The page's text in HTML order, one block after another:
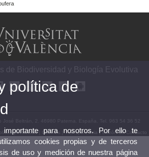
de Biodiversidad y Biología Evolutiva
José Beltrán, 2. 46980 Paterna. España. Tel. 963 54 36 52
privacidad| Cookies |Transparencia |Buzón de Contacto
política de
para nosotros. Por ello te
cookies propias y de terceros
de uso y medición de nuestra página